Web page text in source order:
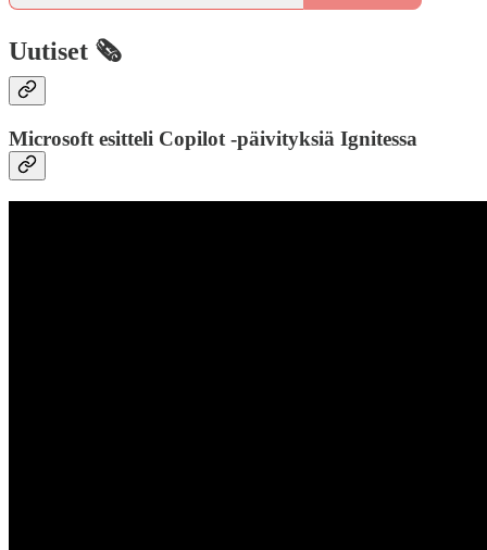
Uutiset 🗞️
Microsoft esitteli Copilot -päivityksiä Ignitessa